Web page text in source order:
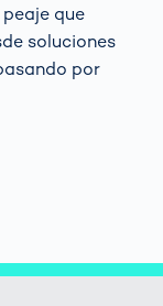
que
soluciones
por